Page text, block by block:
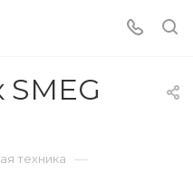
техника —